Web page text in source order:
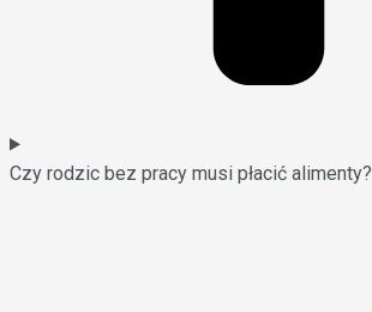
Czy rodzic bez pracy musi płacić alimenty?